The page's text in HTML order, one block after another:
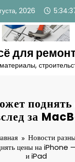
2026
для
за
Новости
цены на iPhone
и iPad